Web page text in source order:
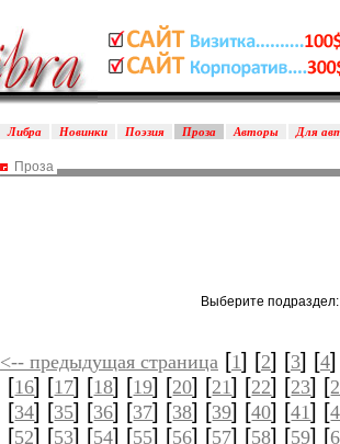
Либра Новинки Поэзия Проза Авторы Для
Проза
Выберите
<-- предыдущая страница [1] [2] [3] [4
[16] [17] [18] [19] [20] [21] [22] [23] [
[34] [35] [36] [37] [38] [39] [40] [41] [
[52] [53] [54] [55] [56] [57] [58] [59] [